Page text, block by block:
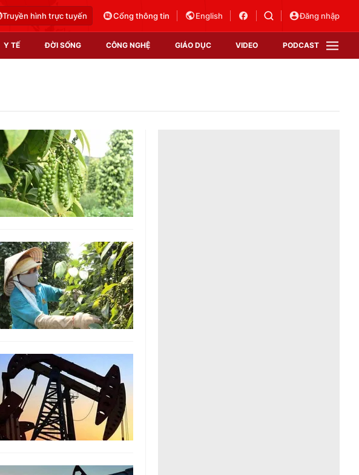
Truyền hình trực tuyến Cổng thông tin English Đăng nhập
Y TẾ ĐỜI SỐNG CÔNG NGHỆ GIÁO DỤC VIDEO PODCAST
Video
Shorts video
Podcast
EMagazine
Photo
Infographic
Góc ảnh
Công nghệ
Hitech Công nghệ tương lai
Sản phẩm
Thị trường
Tư vấn
VTV Sức khoẻ